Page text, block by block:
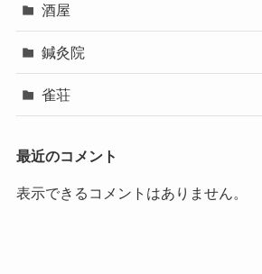
酒屋
鍼灸院
雀荘
最近のコメント
表示できるコメントはありません。